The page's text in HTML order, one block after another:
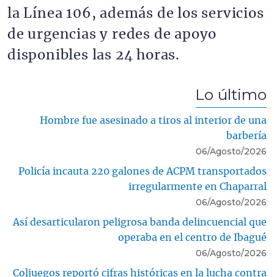
la Línea 106, además de los servicios
de urgencias y redes de apoyo
disponibles las 24 horas.
Lo último
Hombre fue asesinado a tiros al interior de una
barbería
06/Agosto/2026
Policía incauta 220 galones de ACPM transportados
irregularmente en Chaparral
06/Agosto/2026
Así desarticularon peligrosa banda delincuencial que
operaba en el centro de Ibagué
06/Agosto/2026
Coljuegos reportó cifras históricas en la lucha contra